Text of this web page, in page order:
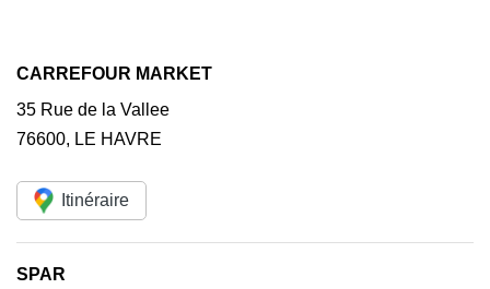
CARREFOUR MARKET
35 Rue de la Vallee
76600, LE HAVRE
Itinéraire
SPAR